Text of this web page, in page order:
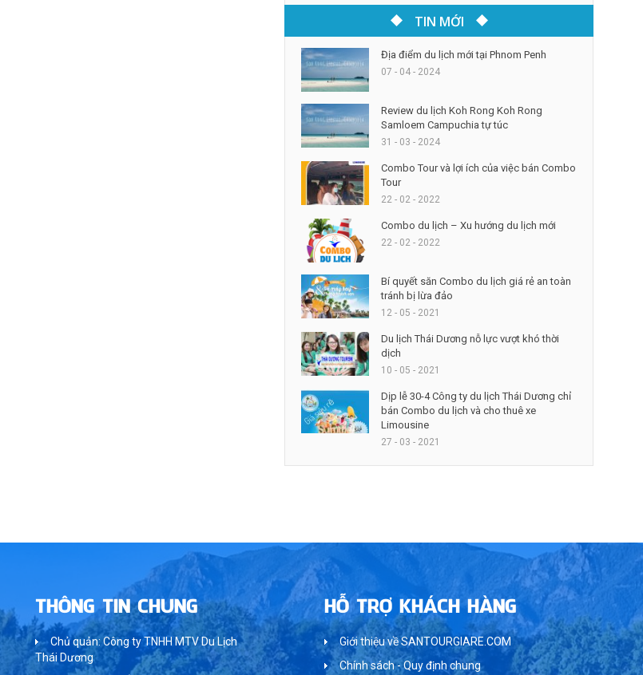
TIN MỚI
Địa điểm du lịch mới tại Phnom Penh
07 - 04 - 2024
Review du lịch Koh Rong Koh Rong
Samloem Campuchia tự túc
31 - 03 - 2024
Combo Tour và lợi ích của việc bán Combo
Tour
22 - 02 - 2022
Combo du lịch – Xu hướng du lịch mới
22 - 02 - 2022
Bí quyết săn Combo du lịch giá rẻ an toàn
tránh bị lừa đảo
12 - 05 - 2021
Du lịch Thái Dương nỗ lực vượt khó thời
dịch
10 - 05 - 2021
Dịp lễ 30-4 Công ty du lịch Thái Dương chỉ
bán Combo du lịch và cho thuê xe
Limousine
27 - 03 - 2021
THÔNG TIN CHUNG
Chủ quản: Công ty TNHH MTV Du Lịch
Thái Dương
HỖ TRỢ KHÁCH HÀNG
Giới thiệu về SANTOURGIARE.COM
Chính sách - Quy định chung